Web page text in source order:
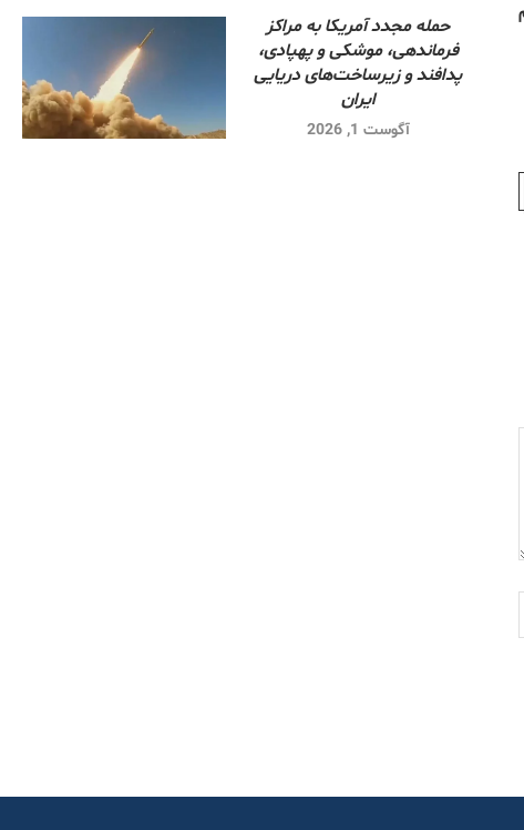
حمله مجدد آمریکا به مراکز
فرماندهی، موشکی و پهپادی،
پدافند و زیرساخت‌های دریایی
ایران
آگوست 1, 2026